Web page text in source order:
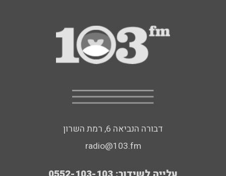
דבורה הנביאה 6, רמת השרון
radio@103.fm